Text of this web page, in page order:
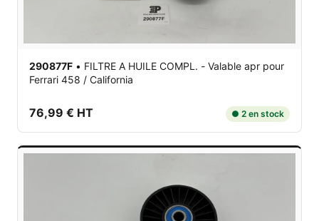
290877F • FILTRE A HUILE COMPL. - Valable apr pour
Ferrari 458 / California
76,99 € HT ● 2 en stock